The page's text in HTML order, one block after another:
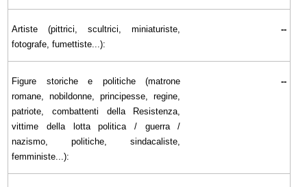
Artiste (pittrici, scultrici, miniaturiste,
fotografe, fumettiste...):
--
Figure storiche e politiche (matrone
romane, nobildonne, principesse, regine,
patriote, combattenti della Resistenza,
vittime della lotta politica / guerra /
nazismo, politiche, sindacaliste,
femministe...):
--